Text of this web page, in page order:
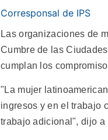
Corresponsal de IPS
Las organizaciones de
Cumbre de las
cumplan los
"La mujer
ingresos y en el trabajo
trabajo adicional", dijo a